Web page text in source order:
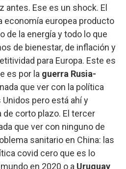
antes. Ese es un shock. El
economía europea producto
de la energía y todo lo que
de bienestar, de inflación y
para Europa. Este es
es por la guerra Rusia-
que ver con la política
pero está ahí y
corto plazo. El tercer
que ver con ninguno de
sanitario en China: las
covid cero que es lo
en 2020 o a Uruguay